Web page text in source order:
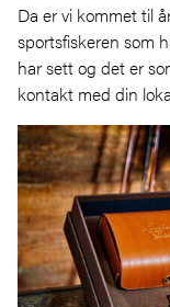
Da er vi kommet til
sportsfiskeren som
har sett og det er
kontakt med din